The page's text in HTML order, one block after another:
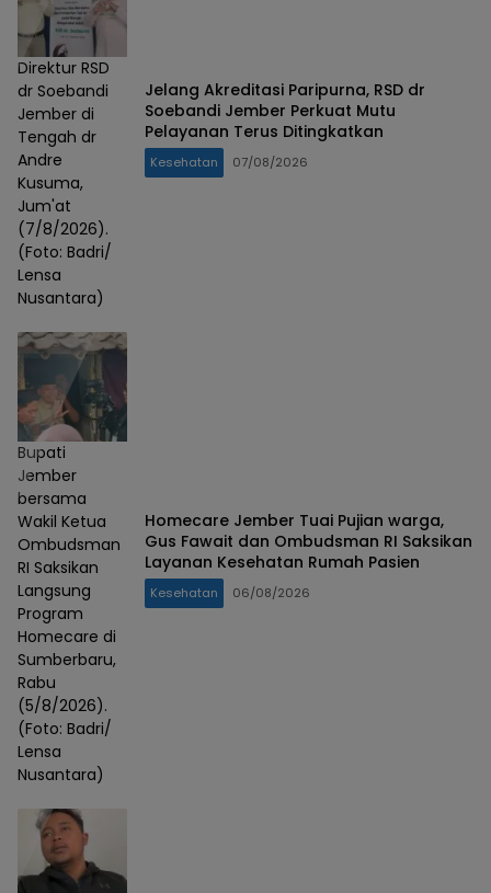
Direktur RSD
dr Soebandi
Jember di
Tengah dr
Andre
Kusuma,
Jum'at
(7/8/2026).
(Foto: Badri/
Lensa
Nusantara)
Jelang Akreditasi Paripurna, RSD dr
Soebandi Jember Perkuat Mutu
Pelayanan Terus Ditingkatkan
Kesehatan 07/08/2026
Bupati
Jember
bersama
Wakil Ketua
Ombudsman
RI Saksikan
Langsung
Program
Homecare di
Sumberbaru,
Rabu
(5/8/2026).
(Foto: Badri/
Lensa
Nusantara)
Homecare Jember Tuai Pujian warga,
Gus Fawait dan Ombudsman RI Saksikan
Layanan Kesehatan Rumah Pasien
Kesehatan 06/08/2026